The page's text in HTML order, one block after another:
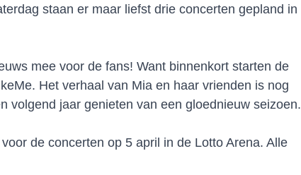
staan er maar liefst drie concerten gepland in
mee voor de fans! Want binnenkort starten de
. Het verhaal van Mia en haar vrienden is nog
volgend jaar genieten van een gloednieuw seizoen.
de concerten op 5 april in de Lotto Arena. Alle